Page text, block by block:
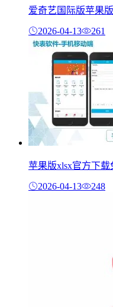
爱奇艺国际版苹果
2026-04-13 261
苹果版xlsx官方下载
2026-04-13 248